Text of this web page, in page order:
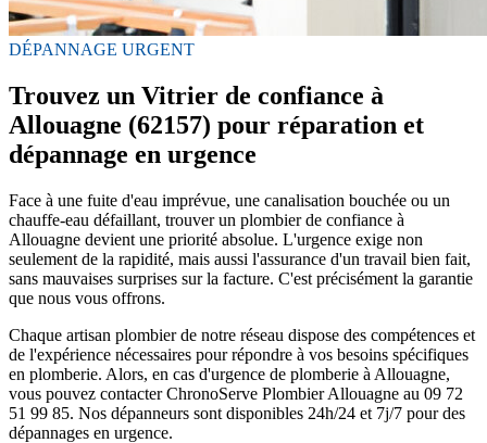
DÉPANNAGE URGENT
Trouvez un Vitrier de confiance à
Allouagne (62157) pour réparation et
dépannage en urgence
Face à une fuite d'eau imprévue, une canalisation bouchée ou un
chauffe-eau défaillant, trouver un plombier de confiance à
Allouagne devient une priorité absolue. L'urgence exige non
seulement de la rapidité, mais aussi l'assurance d'un travail bien fait,
sans mauvaises surprises sur la facture. C'est précisément la garantie
que nous vous offrons.
Chaque artisan plombier de notre réseau dispose des compétences et
de l'expérience nécessaires pour répondre à vos besoins spécifiques
en plomberie. Alors, en cas d'urgence de plomberie à Allouagne,
vous pouvez contacter ChronoServe Plombier Allouagne au 09 72
51 99 85. Nos dépanneurs sont disponibles 24h/24 et 7j/7 pour des
dépannages en urgence.